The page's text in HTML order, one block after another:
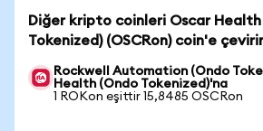
Diğer kripto coinleri Oscar Health
Tokenized) (OSCRon) coin'e
Rockwell Automation (Ondo
Health (Ondo Tokenized)'na
1 ROKon eşittir 15,8485 OSCRon